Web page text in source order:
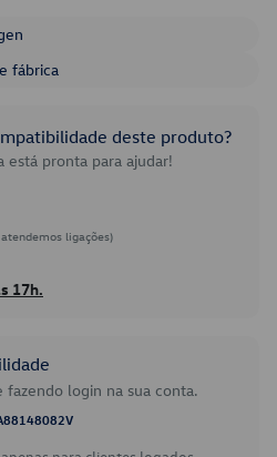
fábrica
deste produto?
está pronta para ajudar!
ligações)
17h.
login na sua conta.